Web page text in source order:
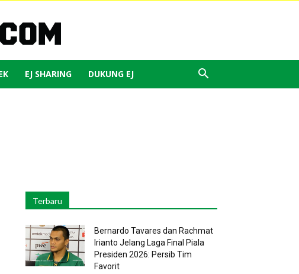
EJ SHARING DUKUNG EJ
Terbaru
Bernardo Tavares dan Rachmat
Irianto Jelang Laga Final Piala
Presiden 2026: Persib Tim
Favorit